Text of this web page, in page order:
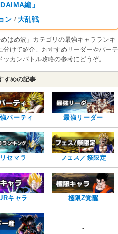
編」
ン / 大乱戦
はめ波」カテゴリの最強キャラランキ
分けて紹介。おすすめリーダーやパーテ
カンバトル攻略の参考にどうぞ。
すめの記事
パーティ 最強リーダー
リセマラ フェス／祭限定
キャラ 極限Z覚醒
-